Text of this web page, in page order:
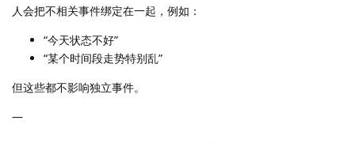
人会把不相关事件绑定在一起，例如：
“今天状态不好”
“某个时间段走势特别乱”
但这些都不影响独立事件。
—